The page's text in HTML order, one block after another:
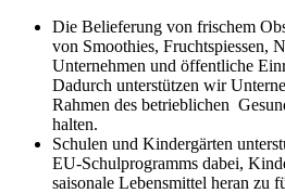
Die Belieferung von frischem
von Smoothies, Fruchtspiessen,
Unternehmen und öffentliche
Dadurch unterstützen wir
Rahmen des betrieblichen
halten.
Schulen und Kindergärten
EU-Schulprogramms dabei,
saisonale Lebensmittel heran zu